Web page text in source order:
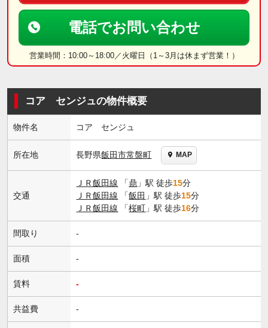
電話でお問い合わせ
営業時間：10:00～18:00／火曜日（1～3月は休まず営業！）
コア センジュの物件概要
物件名 コア センジュ
所在地 長野県飯田市常盤町 MAP
交通
ＪＲ飯田線 「鼎 」駅 徒歩15分
ＪＲ飯田線 「飯田 」駅 徒歩15分
ＪＲ飯田線 「桜町 」駅 徒歩16分
間取り -
面積 -
賃料 -
共益費 -